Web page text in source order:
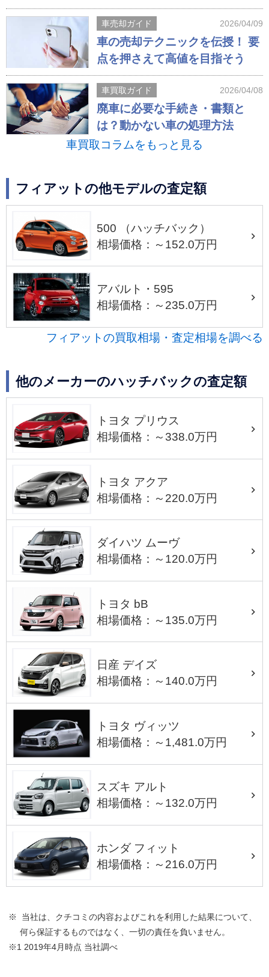
車売却ガイド 2026/04/09
車の売却テクニックを伝授！ 要
点を押さえて高値を目指そう
車買取ガイド 2026/04/08
廃車に必要な手続き・書類と
は？動かない車の処理方法
車買取コラムをもっと見る
フィアットの他モデルの査定額
500 （ハッチバック）
相場価格：～152.0万円
アバルト・595
相場価格：～235.0万円
フィアットの買取相場・査定相場を調べる
他のメーカーのハッチバックの査定額
トヨタ プリウス
相場価格：～338.0万円
トヨタ アクア
相場価格：～220.0万円
ダイハツ ムーヴ
相場価格：～120.0万円
トヨタ bB
相場価格：～135.0万円
日産 デイズ
相場価格：～140.0万円
トヨタ ヴィッツ
相場価格：～1,481.0万円
スズキ アルト
相場価格：～132.0万円
ホンダ フィット
相場価格：～216.0万円
※ 当社は、クチコミの内容およびこれを利用した結果について、
何ら保証するものではなく、一切の責任を負いません。
※1 2019年4月時点 当社調べ